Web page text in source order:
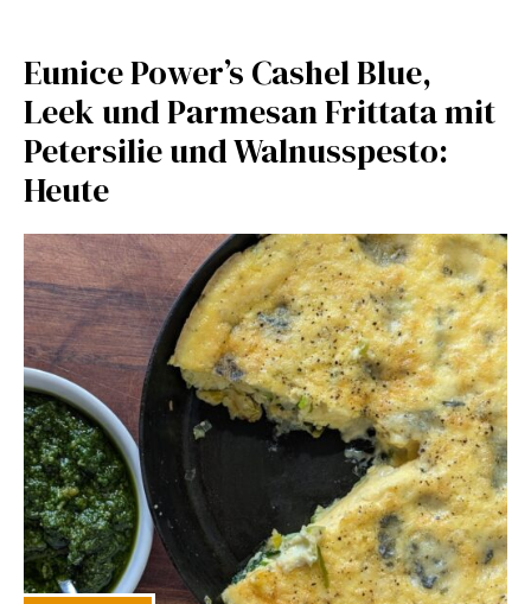
Eunice Power’s Cashel Blue,
Leek und Parmesan Frittata mit
Petersilie und Walnusspesto:
Heute